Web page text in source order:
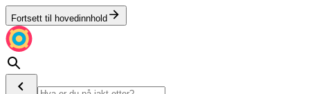
Fortsett til hovedinnhold